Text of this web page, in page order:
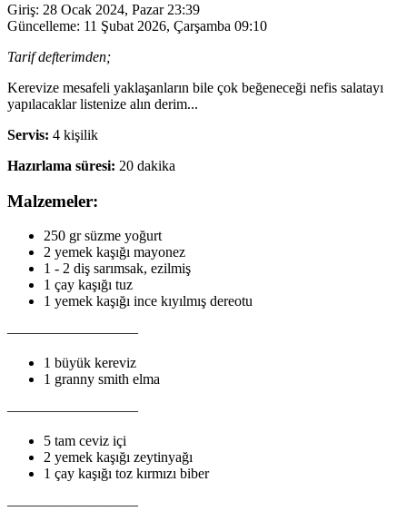
Giriş: 28 Ocak 2024, Pazar 23:39
Güncelleme: 11 Şubat 2026, Çarşamba 09:10
Tarif defterimden;
Kerevize mesafeli yaklaşanların bile çok beğeneceği nefis salatayı
yapılacaklar listenize alın derim...
Servis: 4 kişilik
Hazırlama süresi: 20 dakika
Malzemeler:
250 gr süzme yoğurt
2 yemek kaşığı mayonez
1 - 2 diş sarımsak, ezilmiş
1 çay kaşığı tuz
1 yemek kaşığı ince kıyılmış dereotu
—————————
1 büyük kereviz
1 granny smith elma
—————————
5 tam ceviz içi
2 yemek kaşığı zeytinyağı
1 çay kaşığı toz kırmızı biber
—————————